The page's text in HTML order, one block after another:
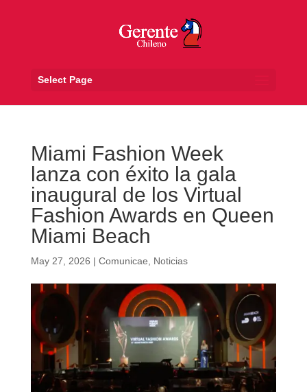
Select Page
Miami Fashion Week
lanza con éxito la gala
inaugural de los Virtual
Fashion Awards en Queen
Miami Beach
May 27, 2026 | Comunicae Noticias